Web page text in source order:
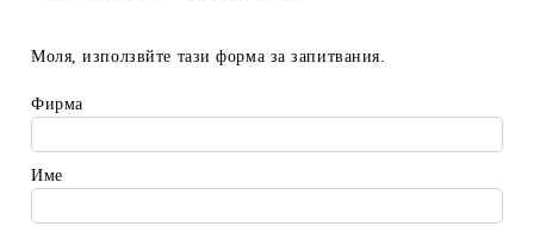
Моля, използвйте тази форма за запитвания.
Фирма
Име